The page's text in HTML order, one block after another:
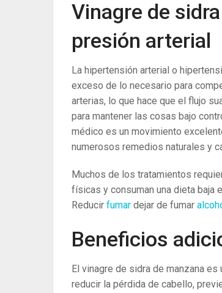
Vinagre de
presión arterial
La hipertensión arterial o
exceso de lo necesario para
arterias, lo que hace que el flujo
para mantener las cosas bajo
médico es un movimiento
numerosos remedios naturales y
Muchos de los tratamientos
físicas y consuman una dieta baja
Reducir fumar dejar de fumar
Beneficios
El vinagre de sidra de manzana
reducir la pérdida de cabello,